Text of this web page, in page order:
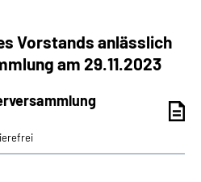
Vorstands anlässlich
am 29.11.2023